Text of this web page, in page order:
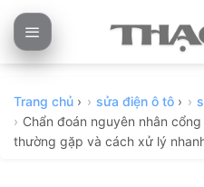
Skip
to
Trang chủ › sửa điện ô tô ›
Chẩn đoán nguyên nhân
thường gặp và cách xử lý